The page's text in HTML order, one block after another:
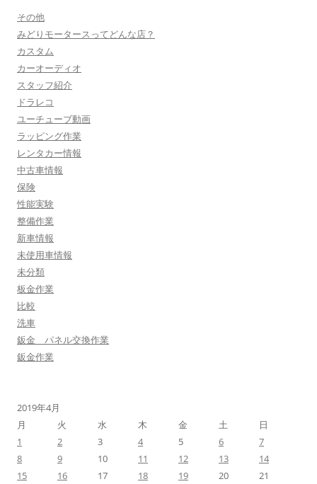
その他
みどりモータースってどんな店？
カスタム
カーオーディオ
スタッフ紹介
ドラレコ
ユーチューブ動画
ラッピング作業
レンタカー情報
中古車情報
保険
性能実験
整備作業
新車情報
未使用車情報
未分類
板金作業
比較
洗車
鈑金 パネル交換作業
鈑金作業
2019年4月
月
火 水 木 金 土
日
1
2 3 4 5 6
7
8
9 10 11 12 13
14
15
16 17 18 19 20 21